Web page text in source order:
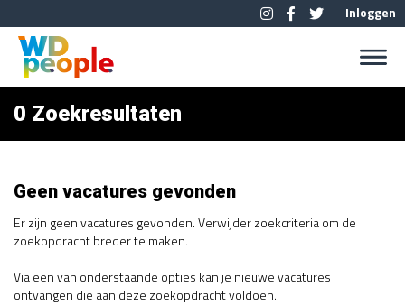
Inloggen
0 Zoekresultaten
Geen vacatures gevonden
Er zijn geen vacatures gevonden. Verwijder zoekcriteria om de
zoekopdracht breder te maken.
Via een van onderstaande opties kan je nieuwe vacatures
ontvangen die aan deze zoekopdracht voldoen.